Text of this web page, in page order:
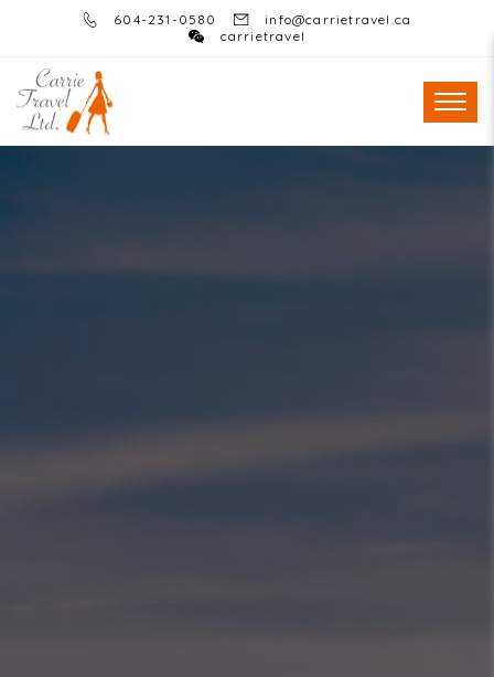
604-231-0580
info@carrietravel.ca
carrietravel